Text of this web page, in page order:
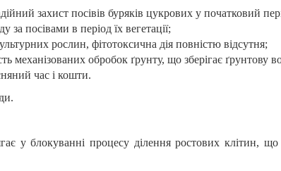
захист посівів буряків цукрових у початковий
за посівами в період їх вегетації;
рослин, фітотоксична дія повністю відсутня;
механізованих обробок ґрунту, що зберігає ґрунтову
час і кошти.
.
у блокуванні процесу ділення ростових клітин,